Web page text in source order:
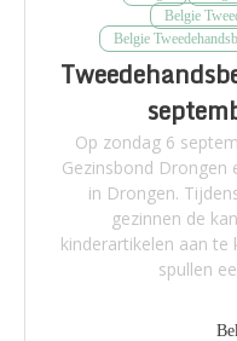
Belgie
Belgie
Op zondag 6
Gezinsbond Drongen
in Drongen.
gezinnen de
kinderartikelen aan te
spullen